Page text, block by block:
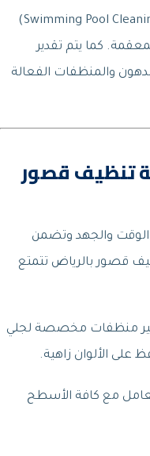
نخصص خبراء في تنظيف المسابح (Swimming Pool Cleaning)
كما يتم تقدير
والمنظفات الفعالة
تنظيف قصور
الوقت والجهد وتضمن
قصور بالرياض تتمتع
منظفات مخصصة لجلي
مع كافة الأسطح